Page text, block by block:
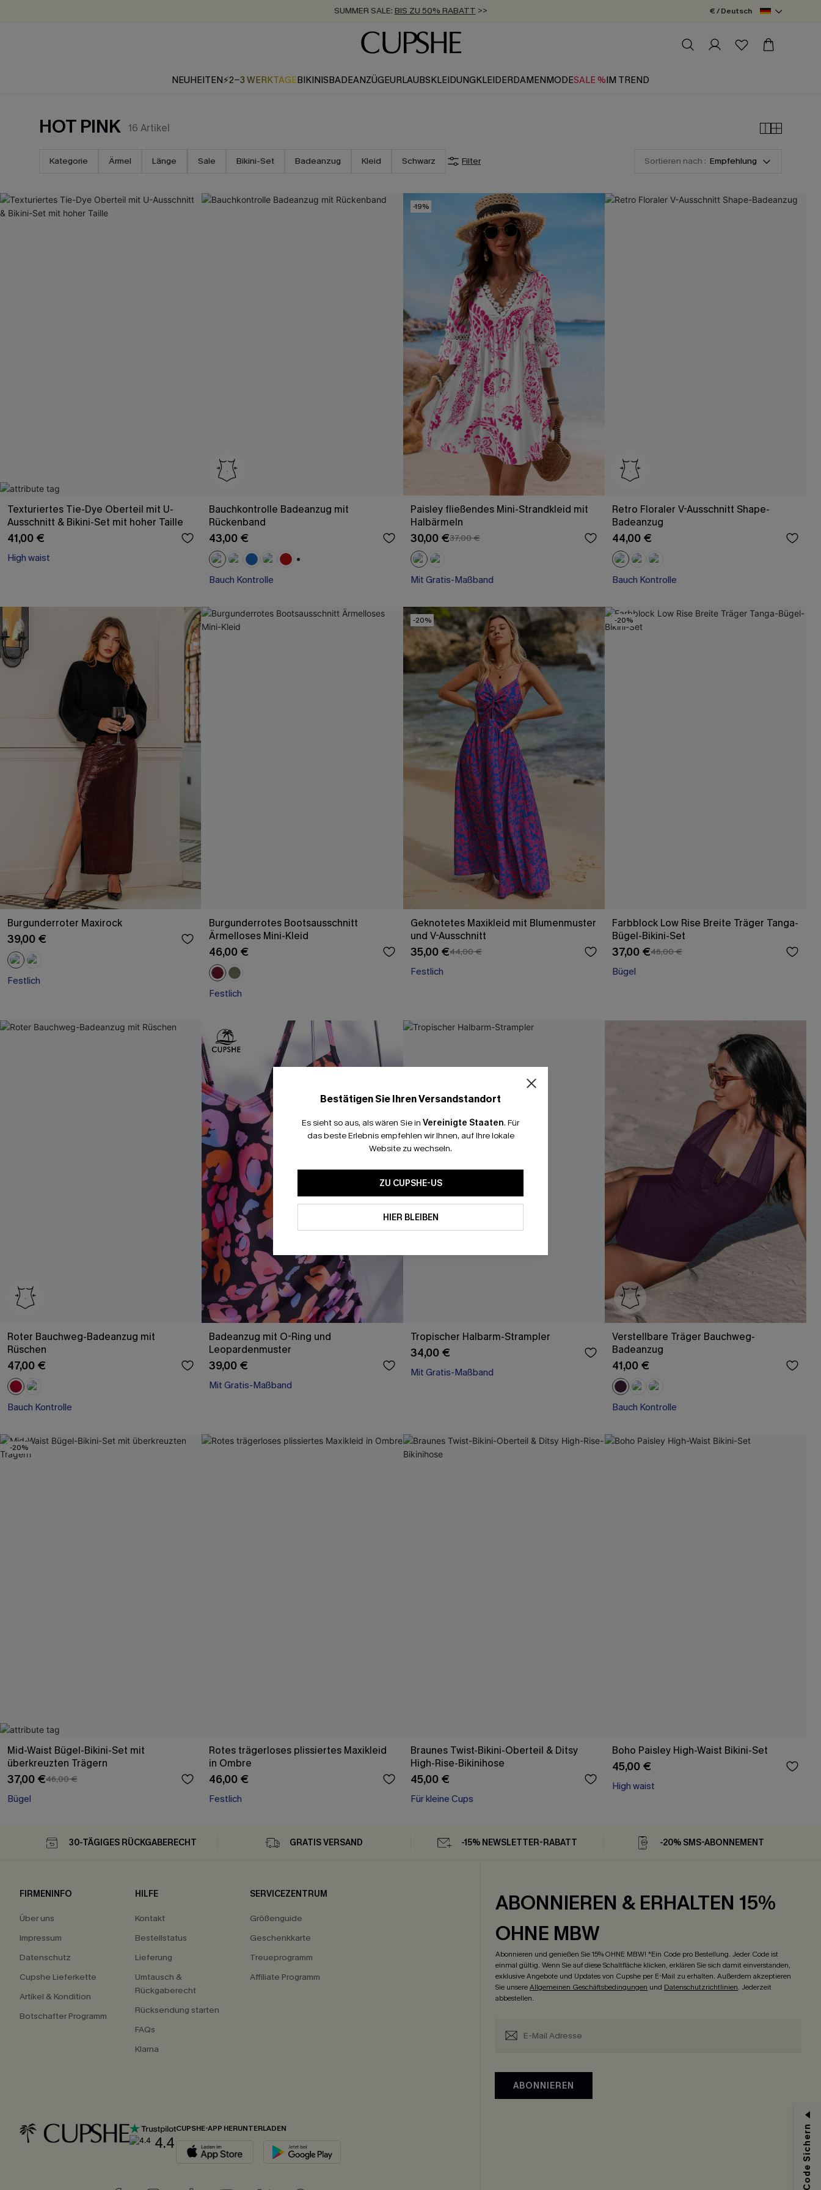
SUMMER SALE: BIS ZU 50% RABATT >>
ZUM NEWSLETTER:BIS ZU -20% EXTRA ERHALTEN
KOSTENLOSER VERSAND AB 89 €
€ / Deutsch
NEUHEITEN⚡2-3 WERKTAGEBIKINISBADEANZÜGEURLAUBSKLEIDUNGKLEIDERDAMENMODESALE %IM TREND
HOT PINK 16 Artikel
Kategorie Ärmel Länge Sale Bikini-Set Badeanzug Kleid Schwarz Filter Sortieren nach : Empfehlung
Texturiertes Tie-Dye Oberteil mit U-
Ausschnitt & Bikini-Set mit hoher Taille
41,00 €
High waist
Bauchkontrolle Badeanzug mit
Rückenband
43,00 €
Bauch Kontrolle
-19%
Paisley fließendes Mini-Strandkleid mit
Halbärmeln
30,00 €37,00 €
Mit Gratis-Maßband
Retro Floraler V-Ausschnitt Shape-
Badeanzug
44,00 €
Bauch Kontrolle
Burgunderroter Maxirock
39,00 €
Festlich
Burgunderrotes Bootsausschnitt
Ärmelloses Mini-Kleid
46,00 €
Festlich
-20%
Geknotetes Maxikleid mit Blumenmuster
und V-Ausschnitt
35,00 €44,00 €
Festlich
-20%
Farbblock Low Rise Breite Träger Tanga-
Bügel-Bikini-Set
37,00 €46,00 €
Bügel
Roter Bauchweg-Badeanzug mit
Rüschen
47,00 €
Bauch Kontrolle
Badeanzug mit O-Ring und
Leopardenmuster
39,00 €
Mit Gratis-Maßband
Bauch Kontrolle
Tropischer Halbarm-Strampler
34,00 €
Mit Gratis-Maßband
Verstellbare Träger Bauchweg-
Badeanzug
41,00 €
Bauch Kontrolle
-20%
Mid-Waist Bügel-Bikini-Set mit
überkreuzten Trägern
37,00 €46,00 €
Bügel
Rotes trägerloses plissiertes Maxikleid
in Ombre
46,00 €
Festlich
Braunes Twist-Bikini-Oberteil & Ditsy
High-Rise-Bikinihose
45,00 €
Für kleine Cups
Boho Paisley High-Waist Bikini-Set
45,00 €
High waist
Bestätigen Sie Ihren Versandstandort
Es sieht so aus, als wären Sie in Vereinigte Staaten. Für
das beste Erlebnis empfehlen wir Ihnen, auf Ihre lokale
Website zu wechseln.
ZU CUPSHE-US
HIER BLEIBEN
30-TÄGIGES RÜCKGABERECHT GRATIS VERSAND -15% NEWSLETTER-RABATT -20% SMS-ABONNEMENT
FIRMENINFO
Über uns
Impressum
Datenschutz
Cupshe Lieferkette
Artikel & Kondition
Botschafter Programm
HILFE
Kontakt
Bestellstatus
Lieferung
Umtausch &
Rückgaberecht
Rücksendung starten
FAQs
Klarna
SERVICEZENTRUM
Größenguide
Geschenkkarte
Treueprogramm
Affiliate Programm
4.4
CUPSHE-APP HERUNTERLADEN
ABONNIEREN & ERHALTEN 15%
OHNE MBW
Abonnieren und genießen Sie 15% OHNE MBW! *Ein Code pro Bestellung. Jeder Code ist
einmal gültig. Wenn Sie auf diese Schaltfläche klicken, erklären Sie sich damit einverstanden,
exklusive Angebote und Updates von Cupshe per E-Mail zu erhalten. Außerdem akzeptieren
Sie unsereAllgemeinen Geschäftsbedingungen und Datenschutzrichtlinien. Jederzeit
abbestellen.
ABONNIEREN
15% ERHALTEN
15% ohne MBW für E-Mail-Abonnenten.
*Ein Code pro Bestellung. Jeder Code ist einmal gültig.
Mit dem Klick auf diese Schaltfläche erklären Sie sich damit
einverstanden, exklusive Werbeaktionen und Updates von Cupshe per E-
Allgemeinen
Datenschutzbestimmungen
sich jederzeit abmelden.
ABONNIEREN